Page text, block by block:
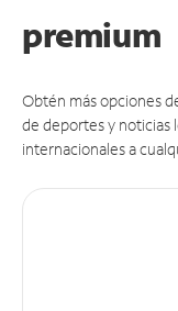
premium
Obtén más opciones
de deportes y noticias
internacionales a